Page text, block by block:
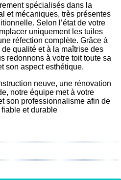
spécialisés dans la
et mécaniques, très présentes
Selon l’état de votre
uniquement les tuiles
réfection complète. Grâce à
de qualité et à la maîtrise des
redonnons à votre toit toute sa
son aspect esthétique.
neuve, une rénovation
notre équipe met à votre
son professionnalisme afin de
et durable